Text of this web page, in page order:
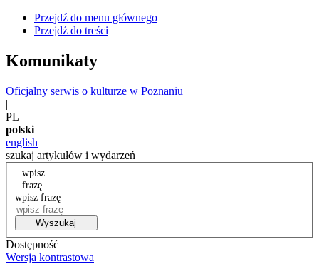
Przejdź do menu głównego
Przejdź do treści
Komunikaty
Oficjalny serwis o kulturze w Poznaniu
|
PL
polski
english
szukaj artykułów i wydarzeń
wpisz
frazę
wpisz frazę
Wyszukaj
Dostępność
Wersja kontrastowa